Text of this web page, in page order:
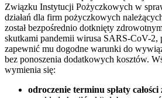
Związku Instytucji Pożyczkowych w
działań dla firm pożyczkowych
został bezpośrednio dotknięty
skutkami pandemii wirusa SARS-CoV-
zapewnić mu dogodne warunki do
bez ponoszenia dodatkowych kosztów.
wymienia się:
odroczenie terminu spłaty